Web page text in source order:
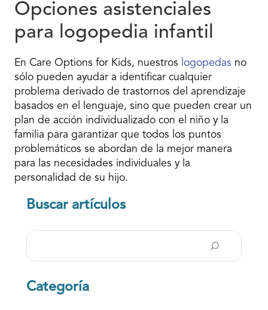
Opciones asistenciales
para logopedia infantil
En Care Options for Kids, nuestros logopedas no
sólo pueden ayudar a identificar cualquier
problema derivado de trastornos del aprendizaje
basados en el lenguaje, sino que pueden crear un
plan de acción individualizado con el niño y la
familia para garantizar que todos los puntos
problemáticos se abordan de la mejor manera
para las necesidades individuales y la
personalidad de su hijo.
Buscar artículos
Buscar
Categoría